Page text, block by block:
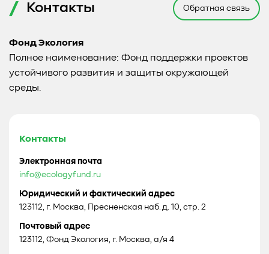
Контакты Обратная связь
Фонд Экология
Полное наименование: Фонд поддержки проектов
устойчивого развития и защиты окружающей
среды.
Контакты
Электронная почта
info@ecologyfund.ru
Юридический и фактический адрес
123112, г. Москва, Пресненская наб. д. 10, стр. 2
Почтовый адрес
123112, Фонд Экология, г. Москва, а/я 4